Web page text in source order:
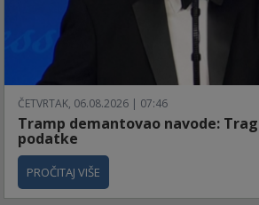
ČETVRTAK, 06.08.2026 | 07:46
Tramp demantovao navode:
podatke
PROČITAJ VIŠE